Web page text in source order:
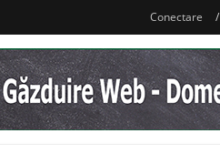
Conectare /